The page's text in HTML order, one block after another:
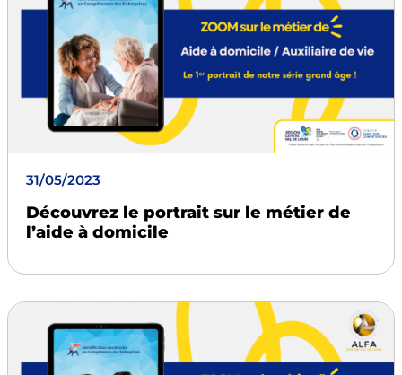
31/05/2023
Découvrez le portrait sur le métier de
l’aide à domicile